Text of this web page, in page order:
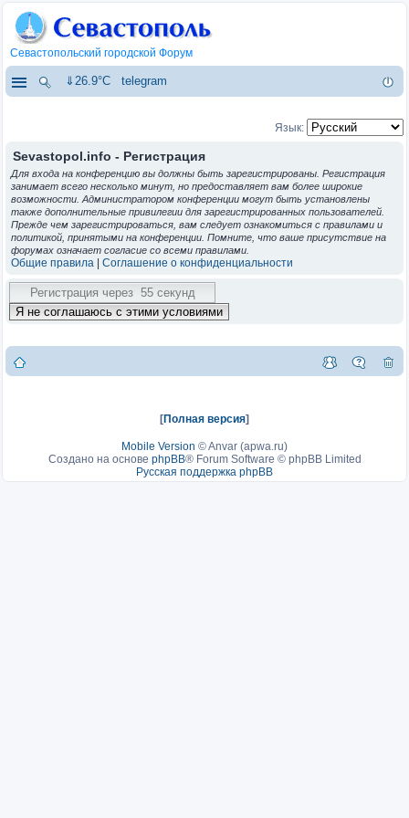
Севастопольский городской Форум
⇓26.9°C telegram
Язык:
Sevastopol.info - Регистрация
Для входа на конференцию вы должны быть зарегистрированы. Регистрация
занимает всего несколько минут, но предоставляет вам более широкие
возможности. Администратором конференции могут быть установлены
также дополнительные привилегии для зарегистрированных пользователей.
Прежде чем зарегистрироваться, вам следует ознакомиться с правилами и
политикой, принятыми на конференции. Помните, что ваше присутствие на
форумах означает согласие со всеми правилами.
Общие правила Соглашение о конфиденциальности
[Полная версия]
Mobile Version ©Anvar (apwa.ru)
Создано на основе phpBB® Forum Software © phpBB Limited
Русская поддержка phpBB